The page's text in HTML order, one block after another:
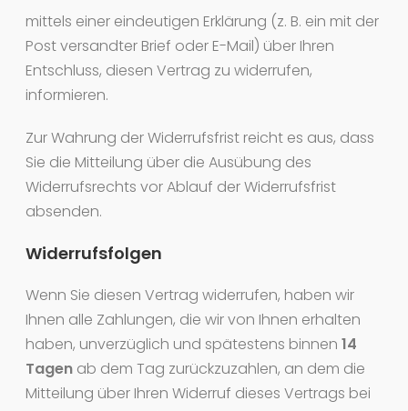
mittels einer eindeutigen Erklärung (z. B. ein mit der
Post versandter Brief oder E-Mail) über Ihren
Entschluss, diesen Vertrag zu widerrufen,
informieren.
Zur Wahrung der Widerrufsfrist reicht es aus, dass
Sie die Mitteilung über die Ausübung des
Widerrufsrechts vor Ablauf der Widerrufsfrist
absenden.
Widerrufsfolgen
Wenn Sie diesen Vertrag widerrufen, haben wir
Ihnen alle Zahlungen, die wir von Ihnen erhalten
haben, unverzüglich und spätestens binnen 14
Tagen ab dem Tag zurückzuzahlen, an dem die
Mitteilung über Ihren Widerruf dieses Vertrags bei